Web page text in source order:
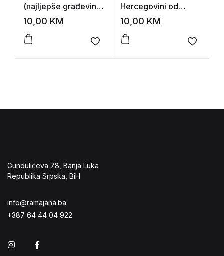
(najljepše građevine
i prostori svijeta)
10,00 KM
Add to wishlist
Hercegovini od
najstarijih vremena
(katalog izložbe)
10,00 KM
Add to
Gundulićeva 78, Banja Luka
Republika Srpska, BiH
info@ramajana.ba
+387 64 44 04 922
Instagram